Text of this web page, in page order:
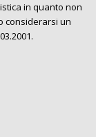
in quanto non
considerarsi un